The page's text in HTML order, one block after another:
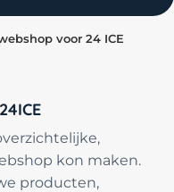
voor 24 ICE
kon maken.
producten,